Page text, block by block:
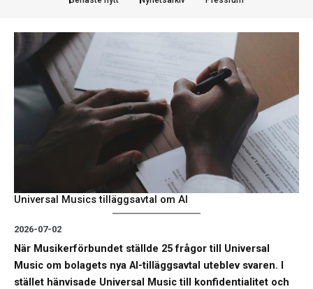
Universal Musics tilläggsavtal om AI
2026-07-02
När Musikerförbundet ställde 25 frågor till Universal
Music om bolagets nya AI-tilläggsavtal uteblev svaren. I
stället hänvisade Universal Music till konfidentialitet och